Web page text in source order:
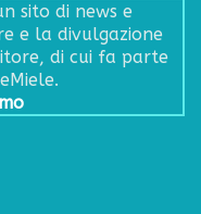
sito di news e
e la divulgazione
di cui fa parte